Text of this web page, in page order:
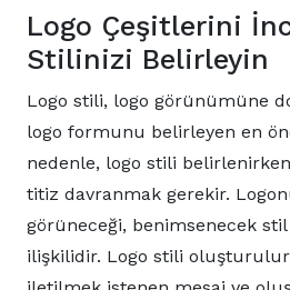
Logo Çeşitlerini
Stilinizi Belirleyin
Logo stili, logo görünümüne
logo formunu belirleyen en
nedenle, logo stili
titiz davranmak gerekir.
görüneceği, benimsenecek
ilişkilidir. Logo stili